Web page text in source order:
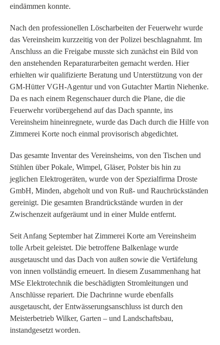
eindämmen konnte.
Nach den professionellen Löscharbeiten der Feuerwehr wurde
das Vereinsheim kurzzeitig von der Polizei beschlagnahmt. Im
Anschluss an die Freigabe musste sich zunächst ein Bild von
den anstehenden Reparaturarbeiten gemacht werden. Hier
erhielten wir qualifizierte Beratung und Unterstützung von der
GM-Hütter VGH-Agentur und von Gutachter Martin Niehenke.
Da es nach einem Regenschauer durch die Plane, die die
Feuerwehr vorübergehend auf das Dach spannte, ins
Vereinsheim hineinregnete, wurde das Dach durch die Hilfe von
Zimmerei Korte noch einmal provisorisch abgedichtet.
Das gesamte Inventar des Vereinsheims, von den Tischen und
Stühlen über Pokale, Wimpel, Gläser, Polster bis hin zu
jeglichen Elektrogeräten, wurde von der Spezialfirma Droste
GmbH, Minden, abgeholt und von Ruß- und Rauchrückständen
gereinigt. Die gesamten Brandrückstände wurden in der
Zwischenzeit aufgeräumt und in einer Mulde entfernt.
Seit Anfang September hat Zimmerei Korte am Vereinsheim
tolle Arbeit geleistet. Die betroffene Balkenlage wurde
ausgetauscht und das Dach von außen sowie die Vertäfelung
von innen vollständig erneuert. In diesem Zusammenhang hat
MSe Elektrotechnik die beschädigten Stromleitungen und
Anschlüsse repariert. Die Dachrinne wurde ebenfalls
ausgetauscht, der Entwässerungsanschluss ist durch den
Meisterbetrieb Wilker, Garten – und Landschaftsbau,
instandgesetzt worden.